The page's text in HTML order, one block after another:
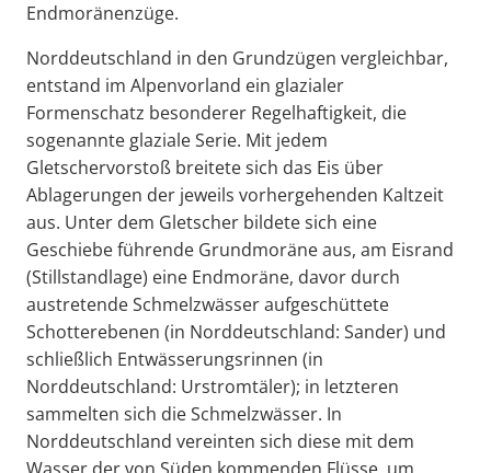
Endmoränenzüge.
Norddeutschland in den Grundzügen vergleichbar,
entstand im Alpenvorland ein glazialer
Formenschatz besonderer Regelhaftigkeit, die
sogenannte glaziale Serie. Mit jedem
Gletschervorstoß breitete sich das Eis über
Ablagerungen der jeweils vorhergehenden Kaltzeit
aus. Unter dem Gletscher bildete sich eine
Geschiebe führende Grundmoräne aus, am Eisrand
(Stillstandlage) eine Endmoräne, davor durch
austretende Schmelzwässer aufgeschüttete
Schotterebenen (in Norddeutschland: Sander) und
schließlich Entwässerungsrinnen (in
Norddeutschland: Urstromtäler); in letzteren
sammelten sich die Schmelzwässer. In
Norddeutschland vereinten sich diese mit dem